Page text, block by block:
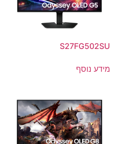
S27FG502SU
מידע נוסף